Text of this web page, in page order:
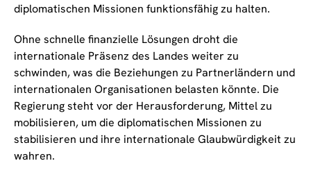
diplomatischen Missionen funktionsfähig zu halten.
Ohne schnelle finanzielle Lösungen droht die
internationale Präsenz des Landes weiter zu
schwinden, was die Beziehungen zu Partnerländern und
internationalen Organisationen belasten könnte. Die
Regierung steht vor der Herausforderung, Mittel zu
mobilisieren, um die diplomatischen Missionen zu
stabilisieren und ihre internationale Glaubwürdigkeit zu
wahren.